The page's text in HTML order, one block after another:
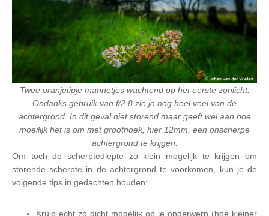
Twee oranjetipje mannetjes wachtend op het eerste zonlicht.
Ondanks gebruik van f/2.8 zie je nog heel veel van de
achtergrond. In dit geval niet storend maar geeft wel aan hoe
moeilijk het is om met groothoek, hier 12mm, een onscherpe
achtergrond te krijgen.
Om toch de scherptediepte zo klein mogelijk te krijgen om
storende scherpte in de achtergrond te voorkomen, kun je de
volgende tips in gedachten houden:
Kruip echt zo dicht mogelijk op je onderwerp (hoe kleiner